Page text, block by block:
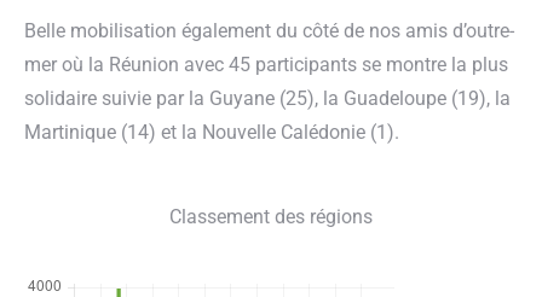
Belle mobilisation également du côté de nos amis d’outre-
mer où la Réunion avec 45 participants se montre la plus
solidaire suivie par la Guyane (25), la Guadeloupe (19), la
Martinique (14) et la Nouvelle Calédonie (1).
Classement des régions